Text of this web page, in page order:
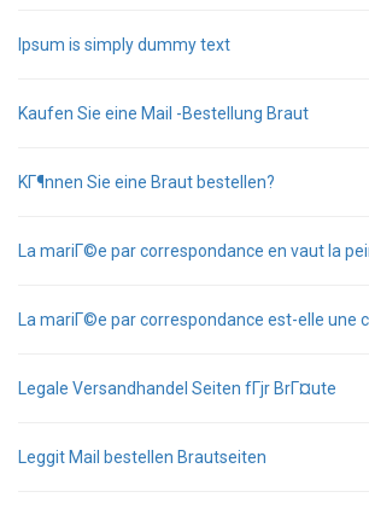
Ipsum is simply dummy text
Kaufen Sie eine Mail -Bestellung Braut
KГ¶nnen Sie eine Braut bestellen?
La mariГ©e par correspondance en vaut la
La mariГ©e par correspondance est-elle une
Legale Versandhandel Seiten fГјr BrГ¤ute
Leggit Mail bestellen Brautseiten